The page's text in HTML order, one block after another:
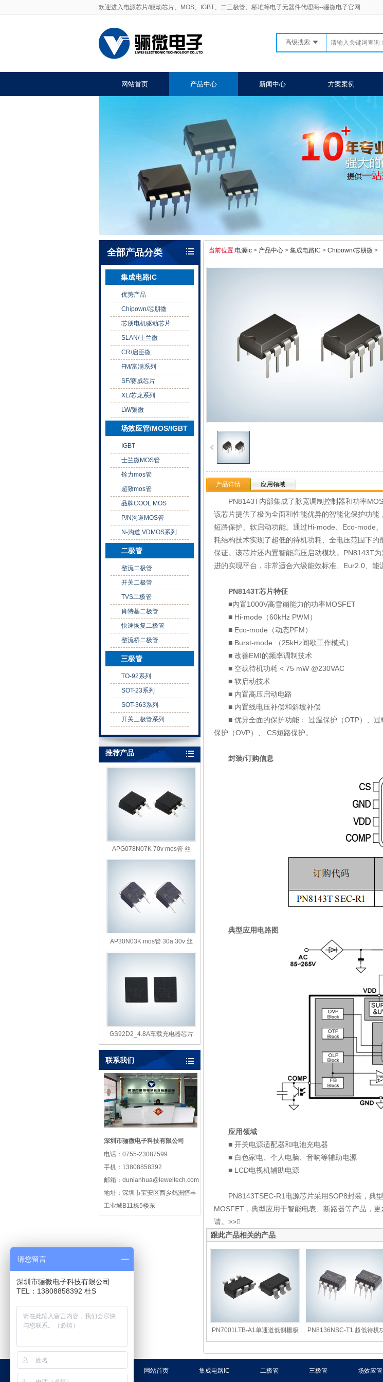
欢迎进入电源芯片/驱动芯片、MOS、IGBT、二三极管、桥堆等电子元器件代理商--骊微电子官网
高级搜索
网站首页 产品中心 新闻中心 方案案例
全部产品分类
集成电路IC
优势产品
Chipown/芯朋微
芯朋电机驱动芯片
SLAN/士兰微
CR/启臣微
FM/富满系列
SF/赛威芯片
XL/芯龙系列
LW/骊微
场效应管/MOS/IGBT
IGBT
士兰微MOS管
铨力mos管
超致mos管
品牌COOL MOS
P/N沟道MOS管
N-沟道 VDMOS系列
二极管
整流二极管
开关二极管
TVS二极管
肖特基二极管
快速恢复二极管
整流桥二极管
三极管
TO-92系列
SOT-23系列
SOT-363系列
开关三极管系列
推荐产品
APG078N07K 70v mos管 丝
AP30N03K mos管 30a 30v 丝
GS92D2_4.8A车载充电器芯片
GS92
联系我们
深圳市骊微电子科技有限公司
电话：0755-23087599
手机：13808858392
邮箱：dunianhua@leweitech.com
地址：深圳市宝安区西乡鹤洲恒丰
工业城B11栋5楼东
当前位置:电源ic > 产品中心 > 集成电路IC > Chipown/芯朋微 >
产品详情 应用领域
PN8143T内部集成了脉宽调制控制器和功率
该芯片提供了极为全面和性能优异的智能化保护功
短路保护、软启动功能。通过Hi-mode、Eco-mode
耗结构技术实现了超低的待机功耗、全电压范围下
保证。该芯片还内置智能高压启动模块。PN8143T
进的实现平台，非常适合六级能效标准、Eur2.0、能
PN8143T芯片特征
■内置1000V高雪崩能力的功率MOSFET
■ Hi-mode（60kHz PWM）
■ Eco-mode（动态PFM）
■ Burst-mode （25kHz间歇工作模式）
■ 改善EMI的频率调制技术
■ 空载待机功耗 < 75 mW @230VAC
■ 软启动技术
■ 内置高压启动电路
■ 内置线电压补偿和斜坡补偿
■ 优异全面的保护功能： 过温保护（OTP）、过
保护（OVP）、 CS短路保护。
封装/订购信息
典型应用电路图
应用领域
■ 开关电源适配器和电池充电器
■ 白色家电、个人电脑、音响等辅助电源
■ LCD电视机辅助电源
PN8143TSEC-R1电源芯片采用SOP8封装，典
MOSFET，典型应用于智能电表、断路器等产品，
请。>>
跟此产品相关的产品
PN7001LTB-A1单通道低侧栅极
PN8136NSC-T1 超低待机
网站首页 集成电路IC 二极管 三极管 场效应管
请您留言
深圳市骊微电子科技有限公司
TEL：13808858392 杜S